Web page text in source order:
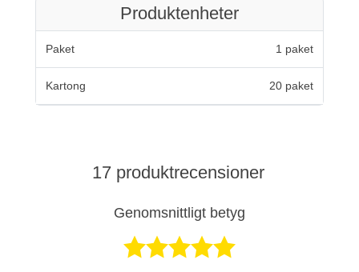
Produktenheter
Paket 1 paket
Kartong 20 paket
17 produktrecensioner
Genomsnittligt betyg
Betygsatt 4,9